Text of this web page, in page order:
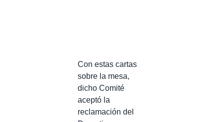
Con estas cartas
sobre la mesa,
dicho Comité
aceptó la
reclamación del